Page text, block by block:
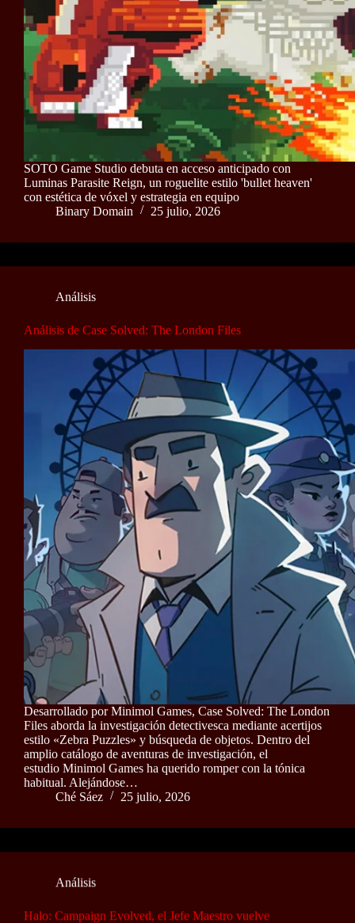
SOTO Game Studio debuta en acceso anticipado con
Luminas Parasite Reign, un roguelite estilo 'bullet heaven'
con estética de vóxel y estrategia en equipo
Binary Domain
25 julio, 2026
Análisis
Análisis de Case Solved: The London Files
Desarrollado por Minimol Games, Case Solved: The London
Files aborda la investigación detectivesca mediante acertijos
estilo «Zebra Puzzles» y búsqueda de objetos. Dentro del
amplio catálogo de aventuras de investigación, el
estudio Minimol Games ha querido romper con la tónica
habitual. Alejándose…
Ché Sáez
25 julio, 2026
Análisis
Halo: Campaign Evolved, el Jefe Maestro vuelve